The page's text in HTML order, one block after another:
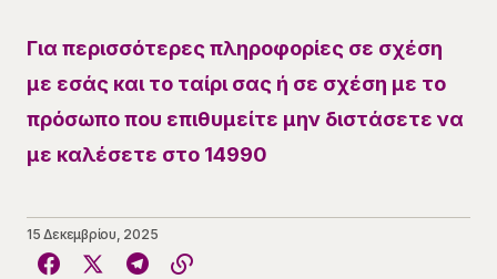
Για περισσότερες πληροφορίες σε σχέση
με εσάς και το ταίρι σας ή σε σχέση με το
πρόσωπο που επιθυμείτε μην διστάσετε να
με καλέσετε στο 14990
15 Δεκεμβρίου, 2025